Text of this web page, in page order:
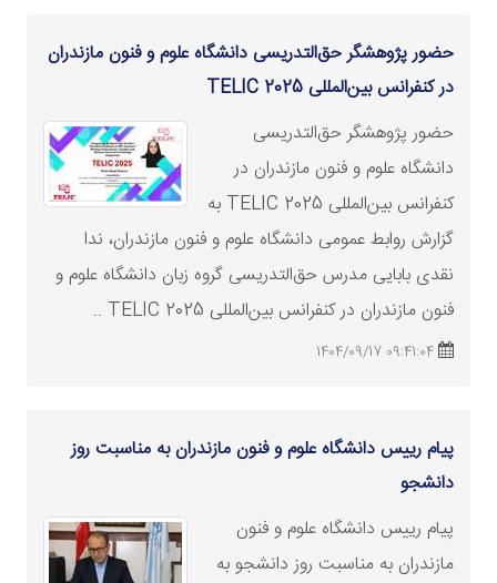
حضور پژوهشگر حق‌التدریسی دانشگاه علوم و فنون مازندران
در کنفرانس بین‌المللی TELIC 2025
حضور پژوهشگر حق‌التدریسی
دانشگاه علوم و فنون مازندران در
کنفرانس بین‌المللی TELIC 2025 به
گزارش روابط عمومی دانشگاه علوم و فنون مازندران، ندا
نقدی بابایی مدرس حق‌التدریسی گروه زبان دانشگاه علوم و
فنون مازندران در کنفرانس بین‌المللی TELIC 2025 ..
09:41:04 1404/09/17
پیام رییس دانشگاه علوم و فنون مازندران به مناسبت روز
دانشجو
پیام رییس دانشگاه علوم و فنون
مازندران به مناسبت روز دانشجو به